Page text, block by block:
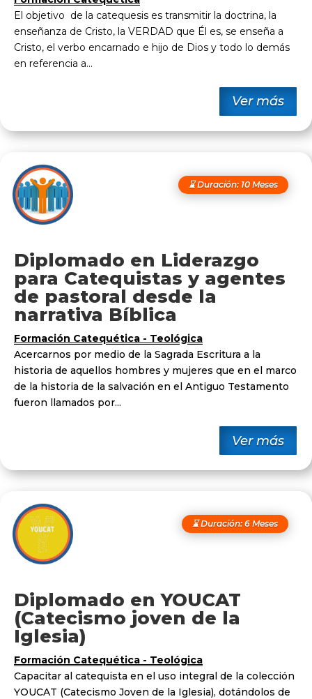
El objetivo de la catequesis es transmitir la doctrina, la
enseñanza de Cristo, la VERDAD que Él es, se enseña a
Cristo, el verbo encarnado e hijo de Dios y todo lo demás
en referencia a...
Ver más
⌛ Duración: 10 Meses
Diplomado en Liderazgo
para Catequistas y agentes
de pastoral desde la
narrativa Bíblica
Formación Catequética - Teológica
Acercarnos por medio de la Sagrada Escritura a la
historia de aquellos hombres y mujeres que en el marco
de la historia de la salvación en el Antiguo Testamento
fueron llamados por...
Ver más
⌛ Duración: 6 Meses
Diplomado en YOUCAT
(Catecismo joven de la
Iglesia)
Formación Catequética - Teológica
Capacitar al catequista en el uso integral de la colección
YOUCAT (Catecismo Joven de la Iglesia), dotándolos de